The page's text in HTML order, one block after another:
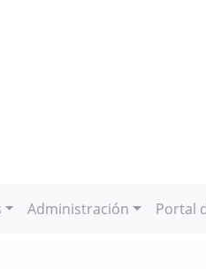
Administración Portal